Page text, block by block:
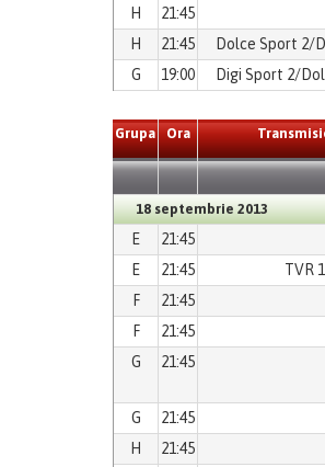
H
21:45
H
21:45
Dolce Sport 2/
G
19:00 Digi Sport 2/
Grupa Ora
18 septembrie 2013
E
21:45
E
21:45
TVR 1
F
21:45
F
21:45
G
21:45
G
21:45
H
21:45